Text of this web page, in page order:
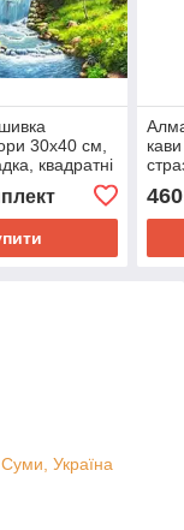
30х40 см,
квадратні
460
Україна